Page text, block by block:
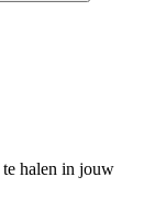
te halen in jouw